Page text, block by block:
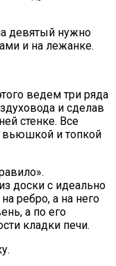
девятый нужно
и на лежанке.
ведем три ряда
и сделав
стенке. Все
вьюшкой и топкой
доски с идеально
ребро, а на него
а по его
кладки печи.